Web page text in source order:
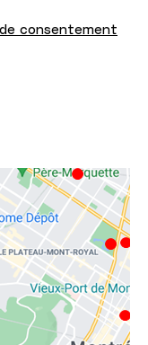
consentement